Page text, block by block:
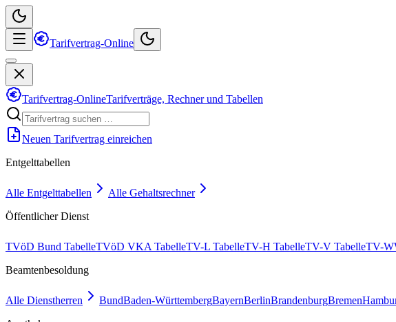
Tarifvertrag-Online
Tarifvertrag-OnlineTarifverträge, Rechner und Tabellen
Neuen Tarifvertrag einreichen
Entgelttabellen
Alle Entgelttabellen
Alle Gehaltsrechner
Öffentlicher Dienst
TVöD Bund TabelleTVöD VKA TabelleTV-L TabelleTV-H TabelleTV-V TabelleTV-
Beamtenbesoldung
Alle Dienstherren BundBaden-WürttembergBayernBerlinBrandenburgBremen